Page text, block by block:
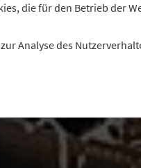
die für den Betrieb der
Analyse des